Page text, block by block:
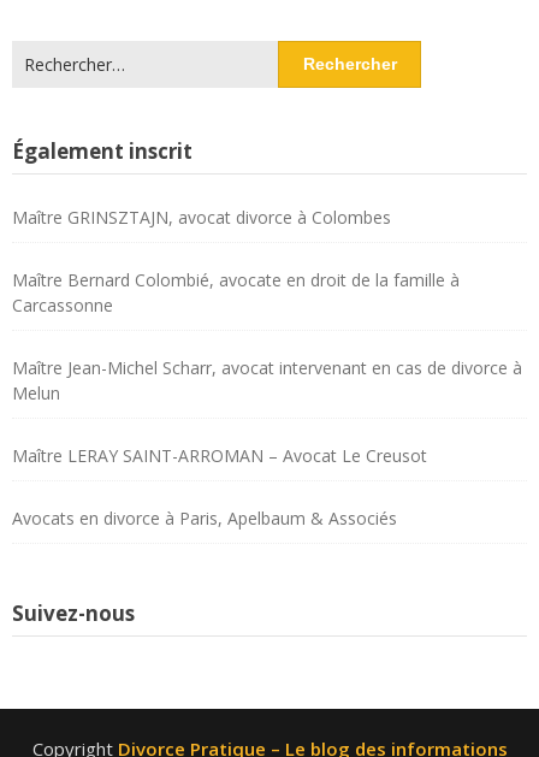
Rechercher :
Également inscrit
Maître GRINSZTAJN, avocat divorce à Colombes
Maître Bernard Colombié, avocate en droit de la famille à
Carcassonne
Maître Jean-Michel Scharr, avocat intervenant en cas de divorce à
Melun
Maître LERAY SAINT-ARROMAN – Avocat Le Creusot
Avocats en divorce à Paris, Apelbaum & Associés
Suivez-nous
Copyright Divorce Pratique – Le blog des informations